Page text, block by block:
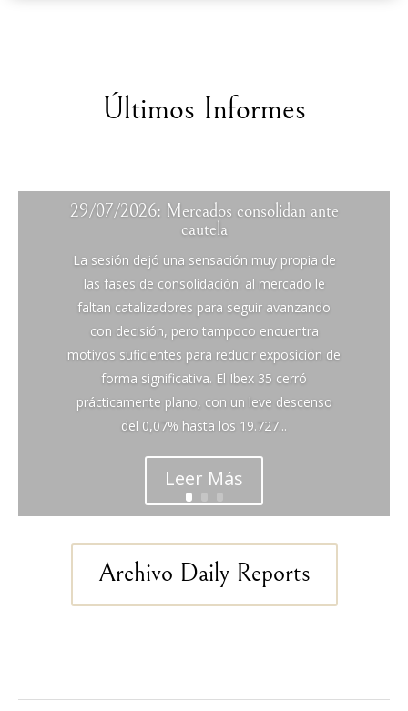
Últimos Informes
29/07/2026: Mercados consolidan ante
cautela
La sesión dejó una sensación muy propia de
las fases de consolidación: al mercado le
faltan catalizadores para seguir avanzando
con decisión, pero tampoco encuentra
motivos suficientes para reducir exposición de
forma significativa. El Ibex 35 cerró
prácticamente plano, con un leve descenso
del 0,07% hasta los 19.727...
Leer Más
Archivo Daily Reports